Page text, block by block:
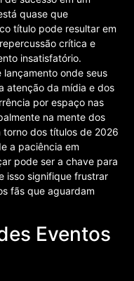
quase que
título pode resultar em
crítica e
insatisfatório.
lançamento onde seus
atenção da mídia e dos
por espaço nas
na mente dos
torno dos títulos de 2026
a paciência em
pode ser a chave para
isso signifique frustrar
fãs que aguardam
Eventos